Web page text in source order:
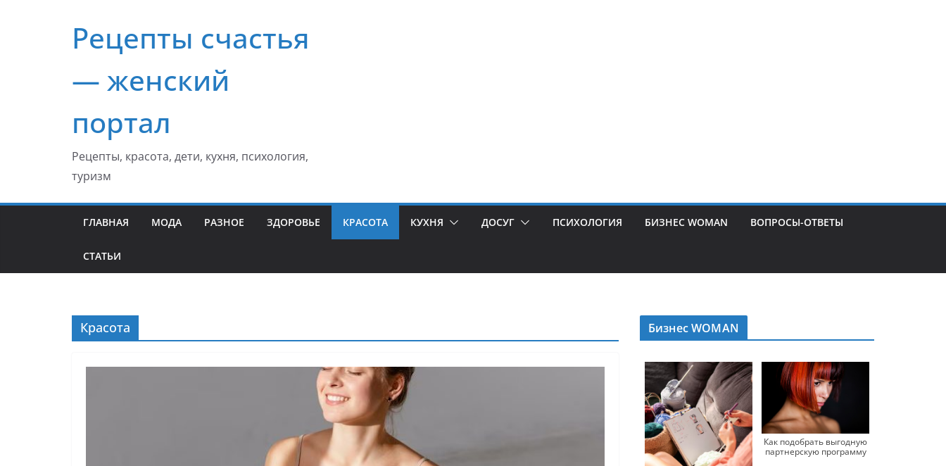
содержимомуРецепты счастья
— женский
портал
Рецепты, красота, дети, кухня, психология,
туризм
ГЛАВНАЯ МОДА РАЗНОЕ ЗДОРОВЬЕ КРАСОТА КУХНЯ ДОСУГ ПСИХОЛОГИЯ БИЗНЕС WOMAN ВОПРОСЫ-ОТВЕТЫ
СТАТЬИ
Красота Бизнес WOMAN
Как подобрать выгодную
партнерскую программу